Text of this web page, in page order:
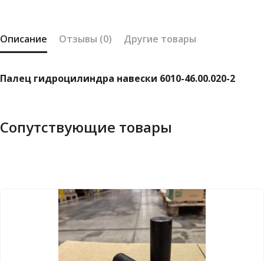
Описание Отзывы (0) Другие товары
Палец гидроцилиндра навески 6010-46.00.020-2
Сопутствующие товары